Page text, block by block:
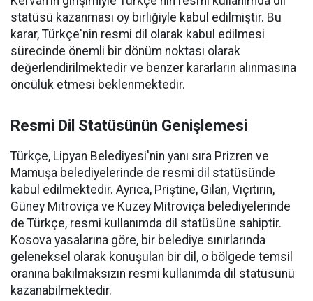
statüsü kazanması oy birliğiyle kabul edilmiştir. Bu
karar, Türkçe'nin resmi dil olarak kabul edilmesi
sürecinde önemli bir dönüm noktası olarak
değerlendirilmektedir ve benzer kararların alınmasına
öncülük etmesi beklenmektedir.
Resmi Dil Statüsünün Genişlemesi
Türkçe, Lipyan Belediyesi'nin yanı sıra Prizren ve
Mamuşa belediyelerinde de resmi dil statüsünde
kabul edilmektedir. Ayrıca, Priştine, Gilan, Vıçıtırın,
Güney Mitroviça ve Kuzey Mitroviça belediyelerinde
de Türkçe, resmi kullanımda dil statüsüne sahiptir.
Kosova yasalarına göre, bir belediye sınırlarında
geleneksel olarak konuşulan bir dil, o bölgede temsil
oranına bakılmaksızın resmi kullanımda dil statüsünü
kazanabilmektedir.